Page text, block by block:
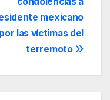
mexicano
por las víctimas del
terremoto